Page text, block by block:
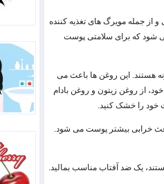
جمله مویرگ های تغذیه کننده
شود که برای سلامتی پوست
هستند. این روغن ها باعث می
از روغن زیتون و روغن بادام
خود را خشک کنید.
خرابی بیشتر پوست می شود.
یک ضد آفتاب مناسب بمالید.